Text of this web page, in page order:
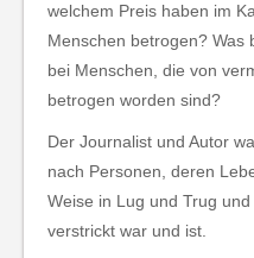
welchem Preis haben im
Menschen betrogen? Was
bei Menschen, die von
betrogen worden sind?
Der Journalist und Autor
nach Personen, deren
Weise in Lug und Trug
verstrickt war und ist.